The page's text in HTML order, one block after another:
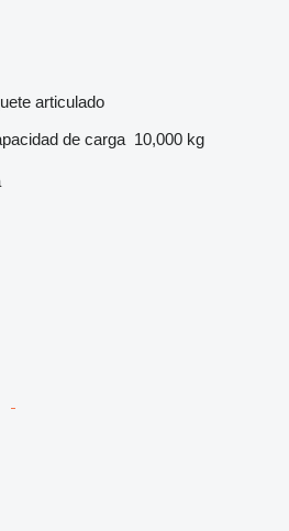
articulado
de carga 10,000 kg